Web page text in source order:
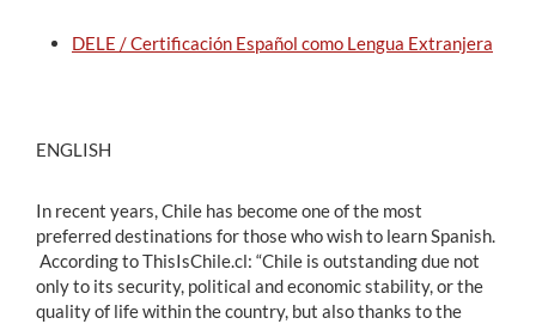
DELE / Certificación Español como Lengua Extranjera
ENGLISH
In recent years, Chile has become one of the most
preferred destinations for those who wish to learn Spanish.
According to ThisIsChile.cl: “Chile is outstanding due not
only to its security, political and economic stability, or the
quality of life within the country, but also thanks to the